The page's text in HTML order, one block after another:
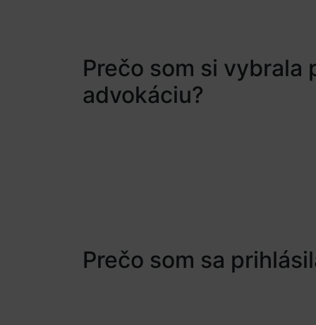
Prečo som si vybrala
advokáciu?
Prečo som sa